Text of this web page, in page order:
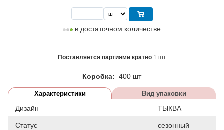
в достаточном количестве
Поставляется партиями кратно 1 шт
Коробка: 400 шт
Характеристики Вид упаковки
Дизайн ТЫКВА
Статус сезонный